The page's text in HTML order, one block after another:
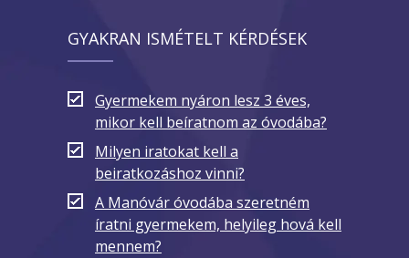
GYAKRAN ISMÉTELT KÉRDÉSEK
Gyermekem nyáron lesz 3 éves,
mikor kell beíratnom az óvodába?
Milyen iratokat kell a
beiratkozáshoz vinni?
A Manóvár óvodába szeretném
íratni gyermekem, helyileg hová kell
mennem?